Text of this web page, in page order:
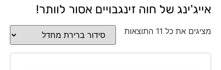
אייג'ינג של חוה זינגבויים אסור לוותר!
מציגים את כל ⁦11⁩ התוצאות